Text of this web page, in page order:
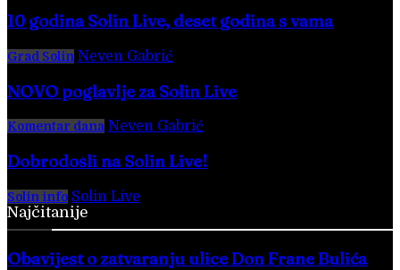
10 godina Solin Live, deset godina s vama
Grad Solin Neven Gabrić
NOVO poglavlje za Solin Live
Komentar dana Neven Gabrić
Dobrodošli na Solin Live!
Solin info Solin Live
Najčitanije
Obavijest o zatvaranju ulice Don Frane Bulića